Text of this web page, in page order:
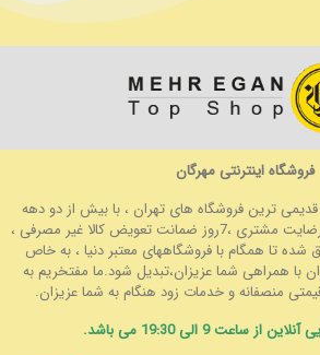
فروشگاه اینترنتی مهرگان
ترین فروشگاه های تهران ، با بیش از دو دهه
تجربه ، با پایبندی به اصول رضایت مشتری ،7روز ضمانت تعویض کالا غیر مصرفی ،
شده تا همگام با فروشگاههای معتبر دنیا ، به خاص
با همراهی شما عزیزان،تبدیل شود.ما مفتخریم به
منصفانه و خدمات زود هنگام به شما عزیزان.
ساعت 9 الی 19:30 می باشد.